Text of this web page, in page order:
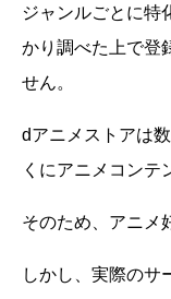
ジャンルごとに特
かり調べた上で登
せん。
dアニメストアは
くにアニメコンテ
そのため、アニメ
しかし、実際のサ